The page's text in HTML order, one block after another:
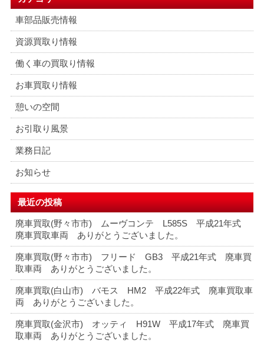
ゲ
ー
シ
ョ
ン
車部品販売情報
資源買取り情報
働く車の買取り情報
お車買取り情報
憩いの空間
お引取り風景
業務日記
お知らせ
最近の投稿
廃車買取(野々市市) ムーヴコンテ L585S 平成21年式
廃車買取車両 ありがとうございました。
廃車買取(野々市市) フリード GB3 平成21年式 廃車買
取車両 ありがとうございました。
廃車買取(白山市) バモス HM2 平成22年式 廃車買取車
両 ありがとうございました。
廃車買取(金沢市) オッティ H91W 平成17年式 廃車買
取車両 ありがとうございました。